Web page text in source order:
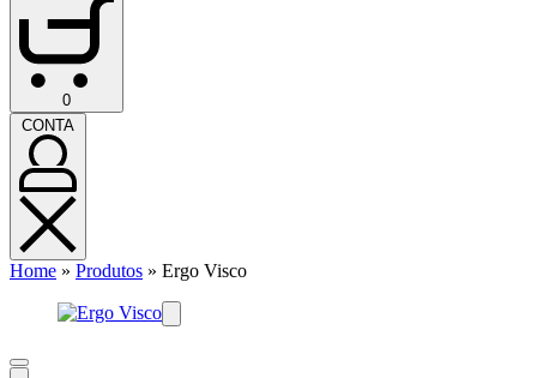
0CARRINHO
(0)
CONTA
CONTA
Home » Produtos » Ergo Visco